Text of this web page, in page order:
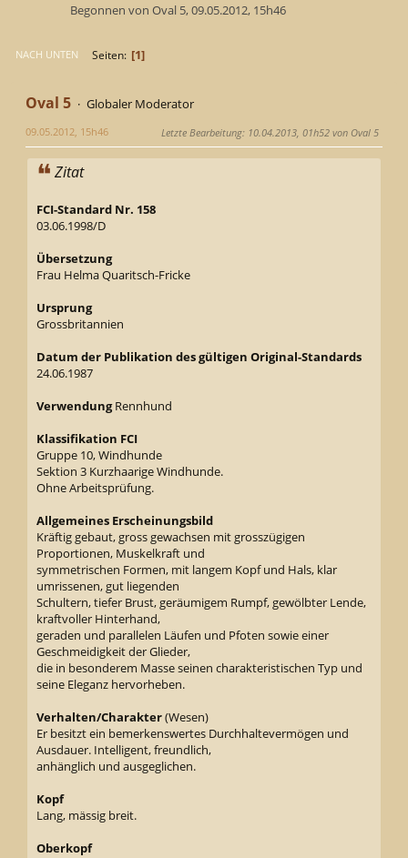
Begonnen von Oval 5, 09.05.2012, 15h46
NACH UNTEN Seiten 1
Oval 5 Globaler Moderator
09.05.2012, 15h46 Letzte Bearbeitung: 10.04.2013, 01h52 von Oval 5
Zitat
FCI-Standard Nr. 158
03.06.1998/D
Übersetzung
Frau Helma Quaritsch-Fricke
Ursprung
Grossbritannien
Datum der Publikation des gültigen Original-Standards
24.06.1987
VerwendungRennhund
Klassifikation FCI
Gruppe 10, Windhunde
Sektion 3 Kurzhaarige Windhunde.
Ohne Arbeitsprüfung.
Allgemeines Erscheinungsbild
Kräftig gebaut, gross gewachsen mit grosszügigen
Proportionen, Muskelkraft und
symmetrischen Formen, mit langem Kopf und Hals, klar
umrissenen, gut liegenden
Schultern, tiefer Brust, geräumigem Rumpf, gewölbter Lende,
kraftvoller Hinterhand,
geraden und parallelen Läufen und Pfoten sowie einer
Geschmeidigkeit der Glieder,
die in besonderem Masse seinen charakteristischen Typ und
seine Eleganz hervorheben.
Verhalten/Charakter(Wesen)
Er besitzt ein bemerkenswertes Durchhaltevermögen und
Ausdauer. Intelligent, freundlich,
anhänglich und ausgeglichen.
Kopf
Lang, mässig breit.
Oberkopf